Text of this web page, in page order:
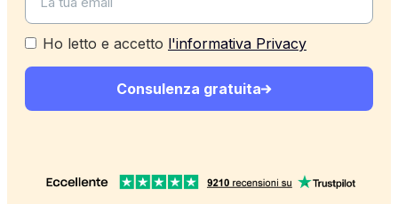
Ho letto e accetto l'informativa Privacy
Consulenza gratuita